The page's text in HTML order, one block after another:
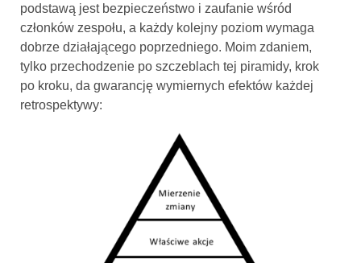
podstawą jest bezpieczeństwo i zaufanie wśród
członków zespołu, a każdy kolejny poziom wymaga
dobrze działającego poprzedniego. Moim zdaniem,
tylko przechodzenie po szczeblach tej piramidy, krok
po kroku, da gwarancję wymiernych efektów każdej
retrospektywy: